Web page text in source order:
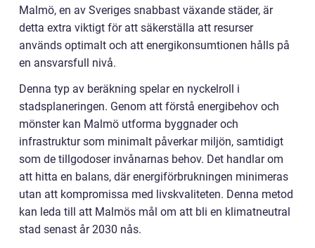
Malmö, en av Sveriges snabbast växande städer, är
detta extra viktigt för att säkerställa att resurser
används optimalt och att energikonsumtionen hålls på
en ansvarsfull nivå.
Denna typ av beräkning spelar en nyckelroll i
stadsplaneringen. Genom att förstå energibehov och
mönster kan Malmö utforma byggnader och
infrastruktur som minimalt påverkar miljön, samtidigt
som de tillgodoser invånarnas behov. Det handlar om
att hitta en balans, där energiförbrukningen minimeras
utan att kompromissa med livskvaliteten. Denna metod
kan leda till att Malmös mål om att bli en klimatneutral
stad senast år 2030 nås.